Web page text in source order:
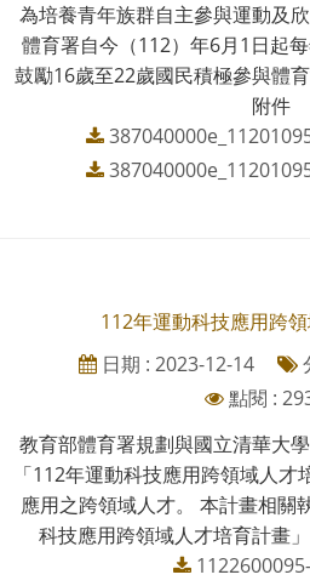
為培養青年族群自主參與運動及
體育署自今（112）年6月1日起
鼓勵16歲至22歲國民積極參與體
附件
112年運動科技應用跨
日期 : 2023-12-14
點閱 :
教育部體育署規劃與國立清華大
「112年運動科技應用跨領域人
應用之跨領域人才。 本計畫相關
科技應用跨領域人才培育計畫